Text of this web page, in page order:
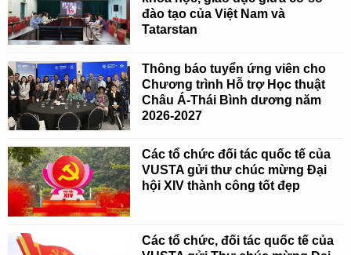
đào tạo của Việt Nam và
Tatarstan
Thông báo tuyển ứng viên cho
Chương trình Hỗ trợ Học thuật
Châu Á-Thái Bình dương năm
2026-2027
Các tổ chức đối tác quốc tế của
VUSTA gửi thư chúc mừng Đại
hội XIV thành công tốt đẹp
Các tổ chức, đối tác quốc tế của